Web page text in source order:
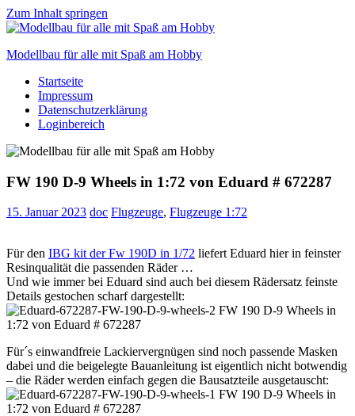
Zum Inhalt springen
Modellbau für alle mit Spaß am Hobby
Scale
modelling
to
Startseite
Impressum
Datenschutzerklärung
Loginbereich
FW 190 D-9 Wheels in 1:72 von Eduard # 672287
15. Januar 2023 doc Flugzeuge, Flugzeuge 1:72
Für den IBG kit der Fw 190D in 1/72 liefert Eduard hier in feinster
Resinqualität die passenden Räder …
Und wie immer bei Eduard sind auch bei diesem Rädersatz feinste
Details gestochen scharf dargestellt:
Für´s einwandfreie Lackiervergnügen sind noch passende Masken
dabei und die beigelegte Bauanleitung ist eigentlich nicht botwendig
– die Räder werden einfach gegen die Bausatzteile ausgetauscht: